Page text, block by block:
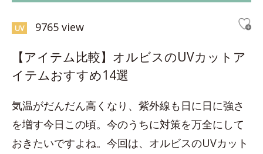
UV 9765 view
【アイテム比較】オルビスのUVカットア
イテムおすすめ14選
気温がだんだん高くなり、紫外線も日に日に強さ
を増す今日この頃。今のうちに対策を万全にして
おきたいですよね。今回は、オルビスのUVカット